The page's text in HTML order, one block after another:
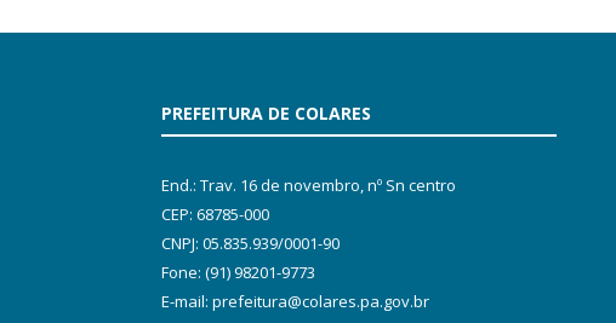
PREFEITURA DE COLARES
End.: Trav. 16 de novembro, nº Sn centro
CEP: 68785-000
CNPJ: 05.835.939/0001-90
Fone: (91) 98201-9773
E-mail: prefeitura@colares.pa.gov.br